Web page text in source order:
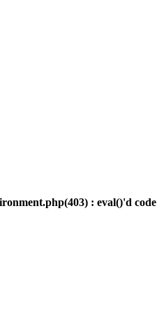
: eval()'d code